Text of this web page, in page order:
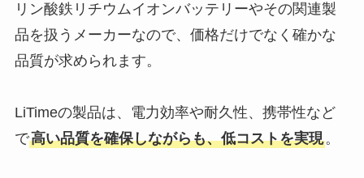
リン酸鉄リチウムイオンバッテリーやその関連製
品を扱うメーカーなので、価格だけでなく確かな
品質が求められます。
LiTimeの製品は、電力効率や耐久性、携帯性など
で高い品質を確保しながらも、低コストを実現。